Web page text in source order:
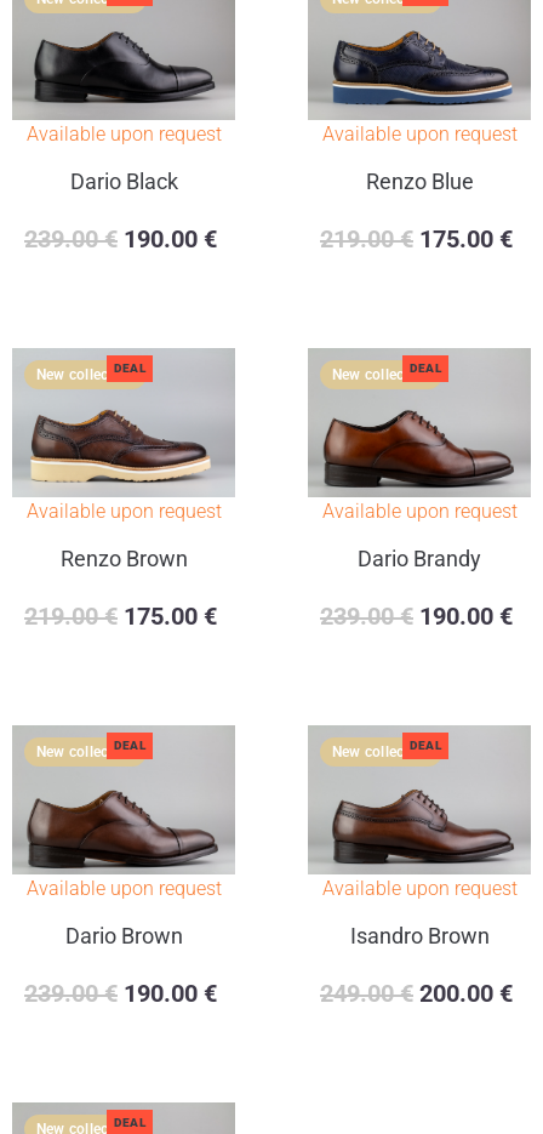
Available upon request
Dario Black
239.00€ 190.00 €
Available upon request
Renzo Blue
219.00€ 175.00 €
DEAL
Available upon request
Renzo Brown
219.00€ 175.00 €
DEAL
Available upon request
Dario Brandy
239.00€ 190.00 €
DEAL
Available upon request
Dario Brown
239.00€ 190.00 €
DEAL
Available upon request
Isandro Brown
249.00€ 200.00 €
DEAL